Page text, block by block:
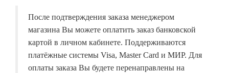
После подтверждения заказа менеджером
магазина Вы можете оплатить заказ банковской
картой в личном кабинете. Поддерживаются
платёжные системы Visa, Master Card и МИР. Для
оплаты заказа Вы будете перенаправлены на